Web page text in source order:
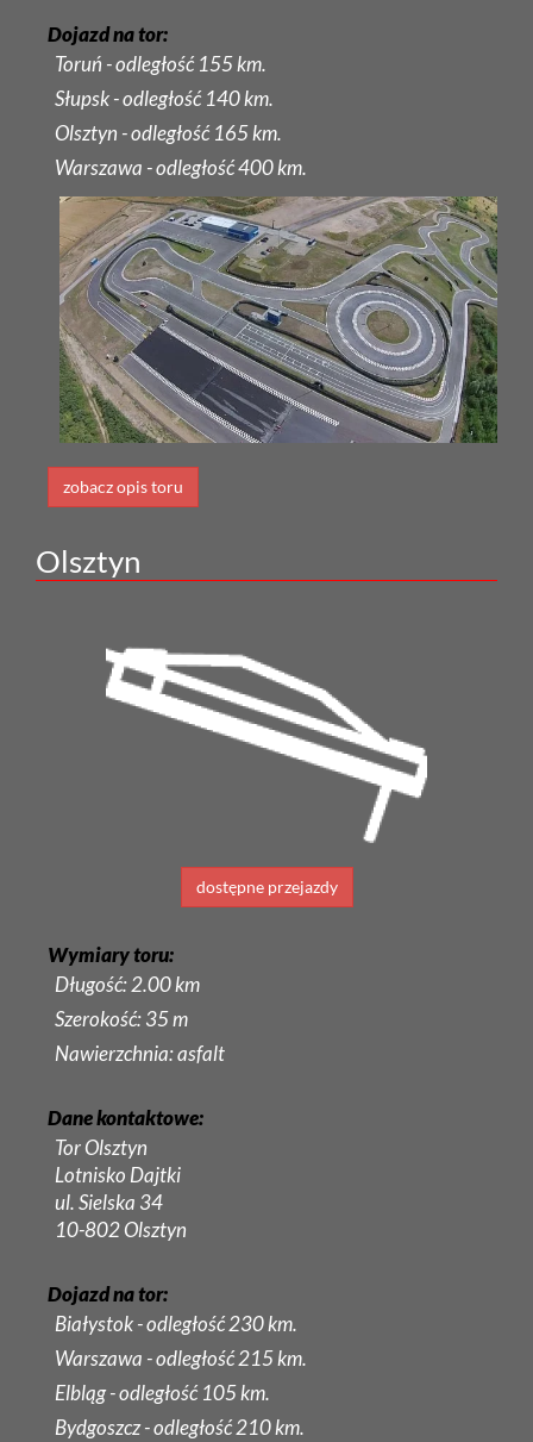
Dojazd na tor:
Toruń - odległość 155 km.
Słupsk - odległość 140 km.
Olsztyn - odległość 165 km.
Warszawa - odległość 400 km.
zobacz opis toru
Olsztyn
dostępne przejazdy
Wymiary toru:
Długość: 2.00 km
Szerokość: 35 m
Nawierzchnia: asfalt
Dane kontaktowe:
Tor Olsztyn
Lotnisko Dajtki
ul. Sielska 34
10-802 Olsztyn
Dojazd na tor:
Białystok - odległość 230 km.
Warszawa - odległość 215 km.
Elbląg - odległość 105 km.
Bydgoszcz - odległość 210 km.